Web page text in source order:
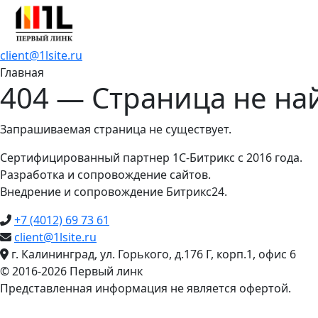
client@1lsite.ru
Главная
404 — Страница не
Запрашиваемая страница не существует.
Сертифицированный партнер 1С-Битрикс с 2016 года.
Разработка и сопровождение сайтов.
Внедрение и сопровождение Битрикс24.
+7 (4012) 69 73 61
client@1lsite.ru
г. Калининград, ул. Горького, д.176 Г, корп.1, офис 6
© 2016-2026 Первый линк
Представленная информация не является офертой.